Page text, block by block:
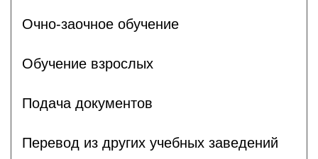
Очно-заочное обучение
Обучение взрослых
Подача документов
Перевод из других учебных заведений